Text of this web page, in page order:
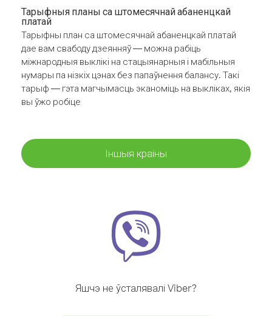
Тарыфныя планы са штомесячнай абаненцкай
платай
Тарыфны план са штомесячнай абаненцкай платай
дае вам свабоду дзеянняў — можна рабіць
міжнародныя выклікі на стацыянарныя і мабільныя
нумары па нізкіх цэнах без папаўнення балансу. Такі
тарыф — гэта магчымасць эканоміць на выкліках, якія
вы ўжо робіце
Іншыя краіны
Яшчэ не ўсталявалі Viber?